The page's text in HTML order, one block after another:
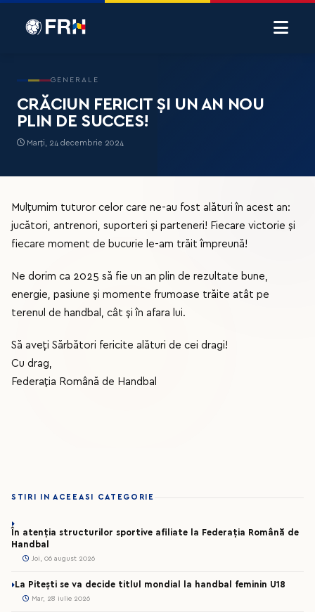
GENERALE
CRĂCIUN FERICIT ȘI UN AN NOU
PLIN DE SUCCES!
Marți, 24 decembrie 2024
Mulțumim tuturor celor care ne-au fost alături în acest an:
jucători, antrenori, suporteri și parteneri! Fiecare victorie și
fiecare moment de bucurie le-am trăit împreună!
Ne dorim ca 2025 să fie un an plin de rezultate bune,
energie, pasiune și momente frumoase trăite atât pe
terenul de handbal, cât și în afara lui.
Să aveți Sărbători fericite alături de cei dragi!
Cu drag,
Federația Română de Handbal
STIRI IN ACEEASI CATEGORIE
În atenția structurilor sportive afiliate la Federația Română de
Handbal
Joi, 06 august 2026
La Pitești se va decide titlul mondial la handbal feminin U18
Mar, 28 iulie 2026